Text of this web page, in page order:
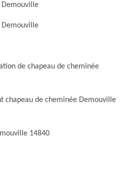
Demouville
Demouville
de chapeau de cheminée
chapeau de cheminée Demouville
14840